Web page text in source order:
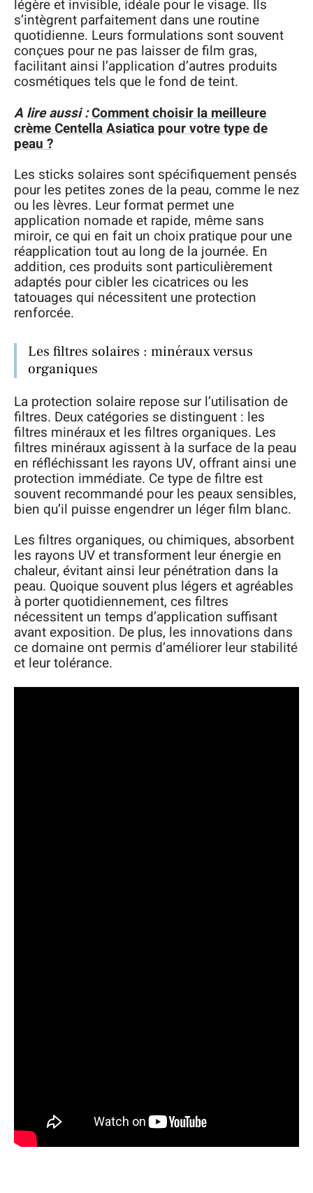
légère et invisible, idéale pour le visage. Ils
s’intègrent parfaitement dans une routine
quotidienne. Leurs formulations sont souvent
conçues pour ne pas laisser de film gras,
facilitant ainsi l’application d’autres produits
cosmétiques tels que le fond de teint.
A lire aussi :Comment choisir la meilleure
crème Centella Asiatica pour votre type de
peau ?
Les sticks solaires sont spécifiquement pensés
pour les petites zones de la peau, comme le nez
ou les lèvres. Leur format permet une
application nomade et rapide, même sans
miroir, ce qui en fait un choix pratique pour une
réapplication tout au long de la journée. En
addition, ces produits sont particulièrement
adaptés pour cibler les cicatrices ou les
tatouages qui nécessitent une protection
renforcée.
Les filtres solaires : minéraux versus
organiques
La protection solaire repose sur l’utilisation de
filtres. Deux catégories se distinguent : les
filtres minéraux et les filtres organiques. Les
filtres minéraux agissent à la surface de la peau
en réfléchissant les rayons UV, offrant ainsi une
protection immédiate. Ce type de filtre est
souvent recommandé pour les peaux sensibles,
bien qu’il puisse engendrer un léger film blanc.
Les filtres organiques, ou chimiques, absorbent
les rayons UV et transforment leur énergie en
chaleur, évitant ainsi leur pénétration dans la
peau. Quoique souvent plus légers et agréables
à porter quotidiennement, ces filtres
nécessitent un temps d’application suffisant
avant exposition. De plus, les innovations dans
ce domaine ont permis d’améliorer leur stabilité
et leur tolérance.